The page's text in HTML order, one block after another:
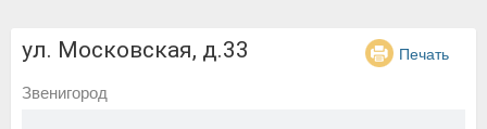
ул. Московская, д.33 Печать
Звенигород